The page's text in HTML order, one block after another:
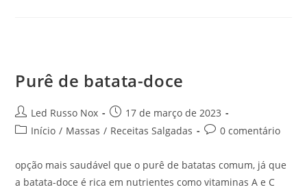
Purê de batata-doce
Led Russo Nox
17 de março de 2023
Início / Massas / Receitas Salgadas 0 comentário
opção mais saudável que o purê de batatas comum, já que
a batata-doce é rica em nutrientes como vitaminas A e C